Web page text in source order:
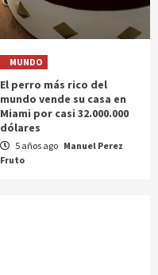
MUNDO
El perro más rico del
mundo vende su casa en
Miami por casi 32.000.000
dólares
5 años ago Manuel Perez
Fruto